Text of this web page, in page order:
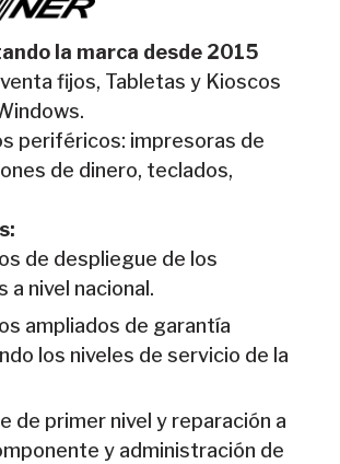
la marca desde 2015
fijos, Tabletas y Kioscos
periféricos: impresoras de
de dinero, teclados,
de despliegue de los
a nivel nacional.
ampliados de garantía
los niveles de servicio de la
de primer nivel y reparación a
y administración de